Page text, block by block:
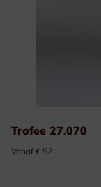
Trofee 27.070
Vanaf € 52